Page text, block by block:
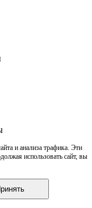
и анализа трафика. Эти
использовать сайт, вы